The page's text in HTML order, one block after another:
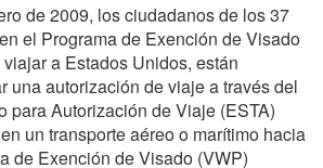
de 2009, los ciudadanos de los 37
el Programa de Exención de Visado
a Estados Unidos, están
una autorización de viaje a través del
para Autorización de Viaje (ESTA)
un transporte aéreo o marítimo hacia
de Exención de Visado (VWP)